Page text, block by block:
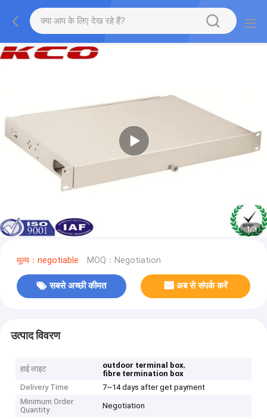
1/3
मूल्य：negotiable MOQ：Negotiation
सबसे अच्छी कीमत अब से संपर्क करें
उत्पाद विवरण
हाई लाइट outdoor terminal box,
fibre termination box
Delivery Time
7~14 days after get payment
Minimum Order
Quantity
Negotiation